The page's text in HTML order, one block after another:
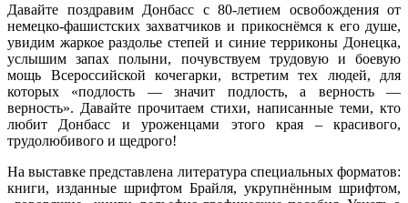
Давайте поздравим Донбасс с 80-летием освобождения от
немецко-фашистских захватчиков и прикоснёмся к его душе,
увидим жаркое раздолье степей и синие терриконы Донецка,
услышим запах полыни, почувствуем трудовую и боевую
мощь Всероссийской кочегарки, встретим тех людей, для
которых «подлость — значит подлость, а верность —
верность». Давайте прочитаем стихи, написанные теми, кто
любит Донбасс и уроженцами этого края – красивого,
трудолюбивого и щедрого!
На выставке представлена литература специальных форматов:
книги, изданные шрифтом Брайля, укрупнённым шрифтом,